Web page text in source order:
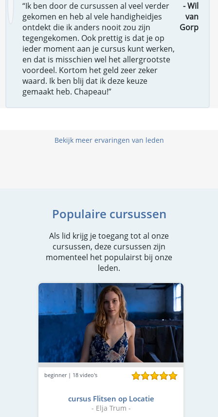
“Ik ben door de cursussen al veel verder
gekomen en heb al vele handigheidjes
ontdekt die ik anders nooit zou zijn
tegengekomen. Ook prettig is dat je op
ieder moment aan je cursus kunt werken,
en dat is misschien wel het allergrootste
voordeel. Kortom het geld zeer zeker
waard. Ik ben blij dat ik deze keuze
gemaakt heb. Chapeau!”
- Wil
van
Gorp
Bekijk meer ervaringen van leden
Populaire cursussen
Als lid krijg je toegang tot al onze
cursussen, deze cursussen zijn
momenteel het populairst bij onze
leden.
beginner | 18 video's
cursus Flitsen op Locatie
- Elja Trum -